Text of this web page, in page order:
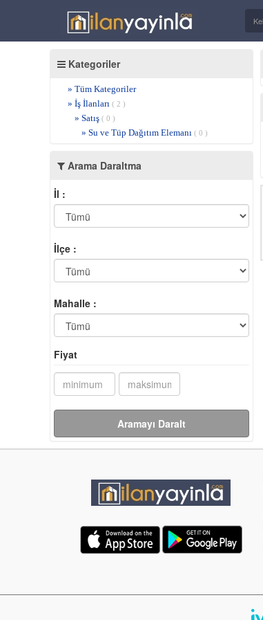
Kategoriler
» Tüm Kategoriler
» İş İlanları ( 2 )
» Satış ( 0 )
» Su ve Tüp Dağıtım Elemanı ( 0 )
Arama Daraltma
İl :
İlçe :
Mahalle :
Fiyat
Aramayı Daralt